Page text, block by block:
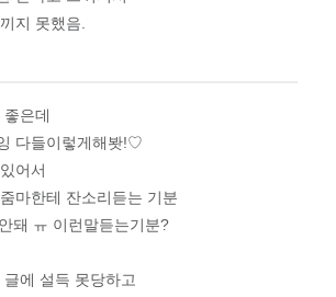
지 못했음.
은데
다들이렇게해봣!♡
어서
마한테 잔소리듣는 기분
돼 ㅠ 이런말듣는기분?
에 설득 못당하고